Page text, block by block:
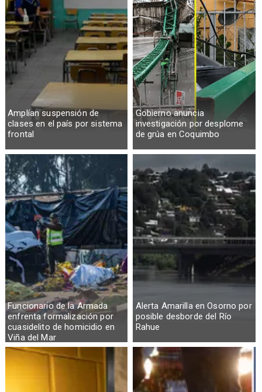
Amplían suspensión de
clases en el país por sistema
frontal
Gobierno anuncia
investigación por desplome
de grúa en Coquimbo
Funcionario de la Armada
enfrenta formalización por
cuasidelito de homicidio en
Viña del Mar
Alerta Amarilla en Osorno por
posible desborde del Río
Rahue